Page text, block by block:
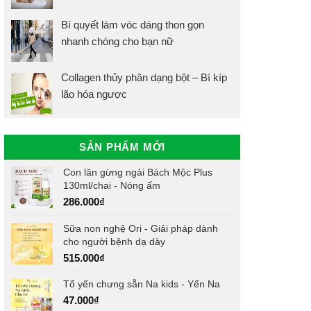
Bí quyết làm vóc dáng thon gọn
nhanh chóng cho bạn nữ
Collagen thủy phân dạng bột – Bí kíp
lão hóa ngược
SẢN PHẨM MỚI
Con lăn gừng ngải Bách Mộc Plus
130ml/chai - Nóng ấm
286.000₫
Sữa non nghệ Ori - Giải pháp dành
cho người bệnh dạ dày
515.000₫
Tổ yến chưng sẵn Na kids - Yến Na
47.000₫